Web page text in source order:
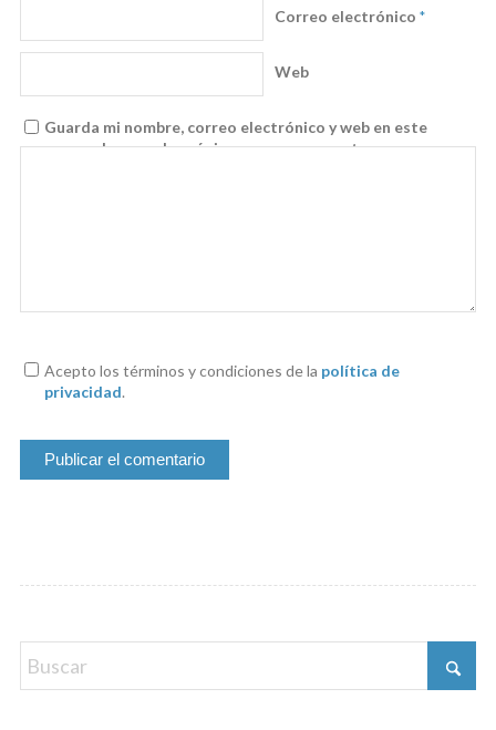
Correo electrónico *
Web
Guarda mi nombre, correo electrónico y web en este
navegador para la próxima vez que comente.
Acepto los términos y condiciones de la política de
privacidad.